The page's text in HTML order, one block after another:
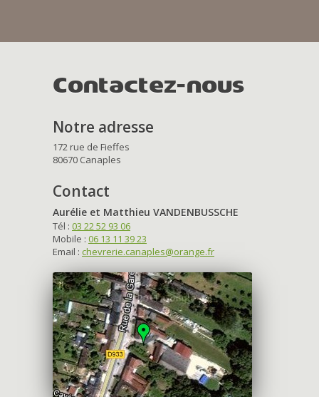
Contactez-nous
Notre adresse
172 rue de Fieffes
80670 Canaples
Contact
Aurélie et Matthieu VANDENBUSSCHE
Tél : 03 22 52 93 06
Mobile : 06 13 11 39 23
Email : chevrerie.canaples@orange.fr